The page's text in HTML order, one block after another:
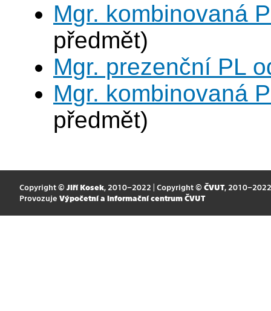
Mgr. kombinovaná
předmět)
Mgr. prezenční PL
Mgr. kombinovaná
předmět)
Copyright © Jiří Kosek, 2010–2022 | Copyright © ČVUT, 2010–2022
Provozuje Výpočetní a informační centrum ČVUT